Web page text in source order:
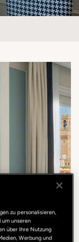
zu personalisieren,
um unseren
über Ihre Nutzung
Werbung und